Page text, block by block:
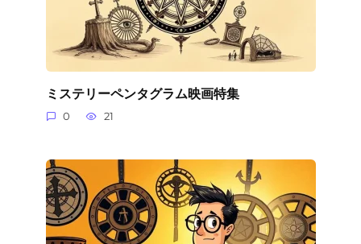
ミステリーペンタグラム映画特集
0 21